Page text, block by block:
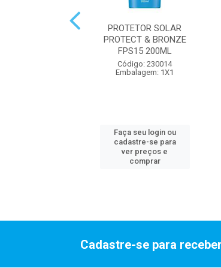
PROTETOR SOLAR
PROTECT & BRONZE
FPS15 200ML
Código: 230014
Embalagem: 1X1
Faça seu login ou
cadastre-se para
ver preços e
comprar
Cadastre-se para